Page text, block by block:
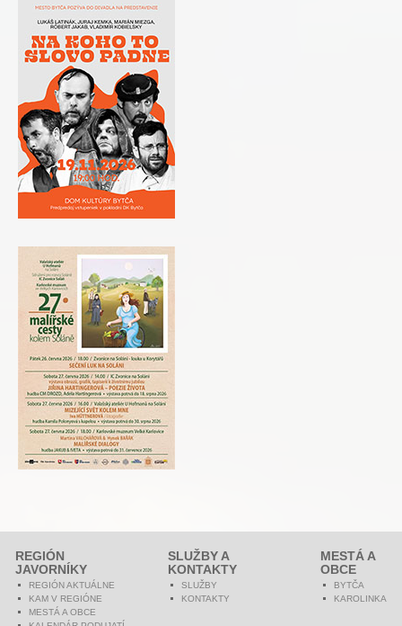
REGIÓN
JAVORNÍKY
REGIÓN AKTUÁLNE
KAM V REGIÓNE
MESTÁ A OBCE
SLUŽBY A
KONTAKTY
SLUŽBY
KONTAKTY
MESTÁ A
OBCE
BYTČA
KAROLINKA